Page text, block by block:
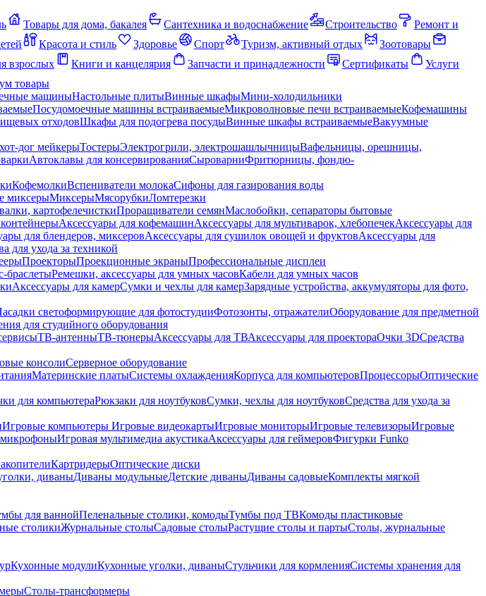
Товары для дома, бакалея Сантехника и водоснабжение Строительство
Ремонт и
Красота и стиль Здоровье Спорт Туризм, активный отдых
Зоотовары
взрослых Книги и канцелярия Запчасти и принадлежности Сертификаты
Услуги
товары
машиныНастольные плитыВинные шкафыМини-холодильники
Посудомоечные машины встраиваемыеМикроволновые печи встраиваемыеКофемашины
отходовШкафы для подогрева посудыВинные шкафы встраиваемыеВакуумные
дог мейкерыТостерыЭлектрогрили, электрошашлычницыВафельницы, орешницы,
Автоклавы для консервированияСыроварниФритюрницы, фондю-
КофемолкиВспениватели молокаСифоны для газирования воды
миксерыМиксерыМясорубкиЛомтерезки
картофелечисткиПроращиватели семянМаслобойки, сепараторы бытовые
Аксессуары для кофемашинАксессуары для мультиварок, хлебопечекАксессуары для
для блендеров, миксеровАксессуары для сушилок овощей и фруктовАксессуары для
для ухода за техникой
ПроекторыПроекционные экраныПрофессиональные дисплеи
браслетыРемешки, аксессуары для умных часовКабели для умных часов
Аксессуары для камерСумки и чехлы для камерЗарядные устройства, аккумуляторы для фото,
светоформирующие для фотостудииФотозонты, отражателиОборудование для предметной
для студийного оборудования
ТВ-антенныТВ-тюнерыАксессуары для ТВАксессуары для проектораОчки 3DСредства
консолиСерверное оборудование
Материнские платыСистемы охлажденияКорпуса для компьютеровПроцессорыОптические
для компьютераРюкзаки для ноутбуковСумки, чехлы для ноутбуковСредства для ухода за
Игровые компьютеры Игровые видеокартыИгровые мониторыИгровые телевизорыИгровые
Игровая мультимедиа акустикаАксессуары для геймеровФигурки Funko
КартридерыОптические диски
диваныДиваны модульныеДетские диваныДиваны садовыеКомплекты мягкой
для ваннойПеленальные столики, комодыТумбы под ТВКомоды пластиковые
столикиЖурнальные столыСадовые столыРастущие столы и партыСтолы, журнальные
Кухонные модулиКухонные уголки, диваныСтульчики для кормленияСистемы хранения для
Столы-трансформеры